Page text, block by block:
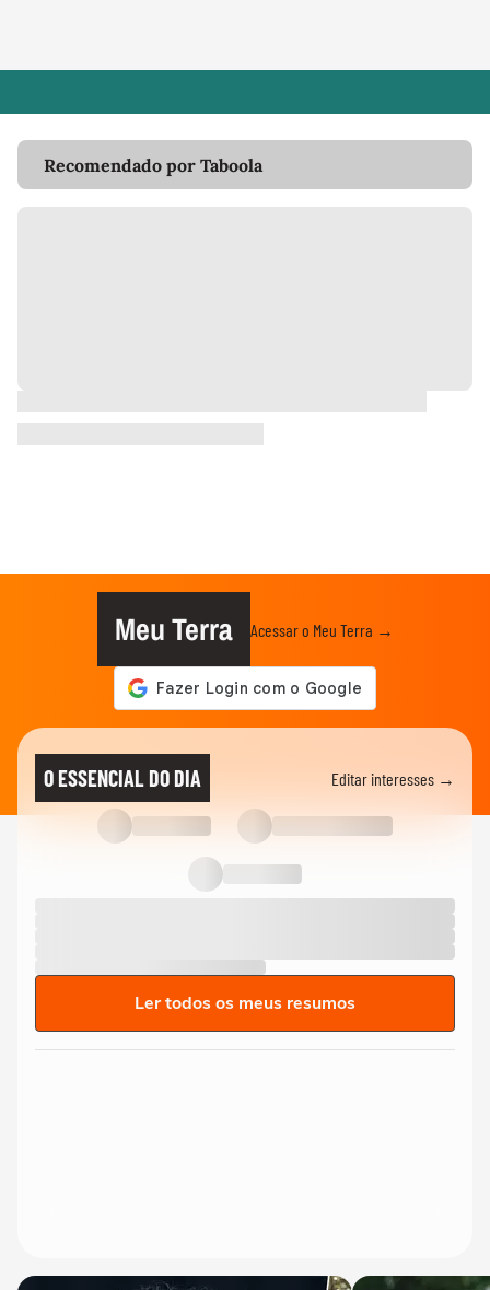
Recomendado por Taboola
Meu Terra Acessar o Meu Terra →
O ESSENCIAL DO DIA Editar interesses →
Ler todos os meus resumos